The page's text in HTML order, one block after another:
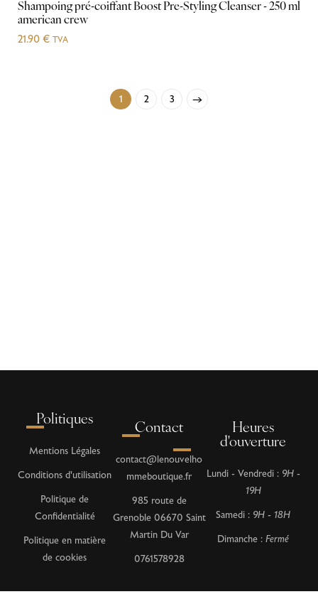
Shampoing pré-coiffant Boost Pre-Styling Cleanser - 250 ml
american crew
21.90 € TVA
1 2 3 →
Politiques
Mentions Légales
Conditions d'utilisation
Politique de
Confidentialité
Politique en matière
de cookies
Contact
contact@lenouvelho
mmeboutique.fr
985 route de
Grenoble 06670 Saint
Martin Du Var
0761578928
Heures
d'ouverture
Lundi - Vendredi : 9H -
19H
Samedi : 9H - 18H
Dimanche :Fermé